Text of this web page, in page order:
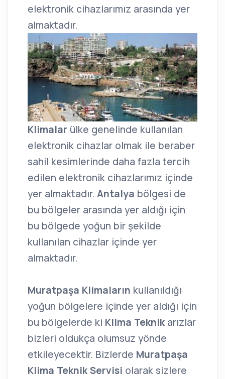
elektronik cihazlarımız arasında yer
almaktadır.
Klimalar ülke genelinde kullanılan
elektronik cihazlar olmak ile beraber
sahil kesimlerinde daha fazla tercih
edilen elektronik cihazlarımız içinde
yer almaktadır. Antalya bölgesi de
bu bölgeler arasında yer aldığı için
bu bölgede yoğun bir şekilde
kullanılan cihazlar içinde yer
almaktadır.
Muratpaşa Klimaların kullanıldığı
yoğun bölgelere içinde yer aldığı için
bu bölgelerde ki Klima Teknik arızlar
bizleri oldukça olumsuz yönde
etkileyecektir. Bizlerde Muratpaşa
Klima Teknik Servisi olarak sizlere